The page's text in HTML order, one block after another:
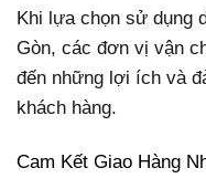
Khi lựa chọn sử dụng
Gòn, các đơn vị vận
đến những lợi ích và
khách hàng.
Cam Kết Giao Hàng